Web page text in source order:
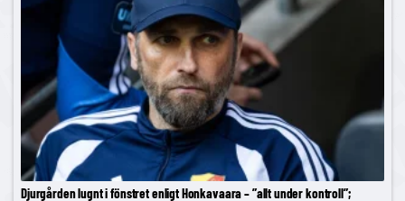
Djurgården lugnt i fönstret enligt Honkavaara – ”allt under kontroll”;